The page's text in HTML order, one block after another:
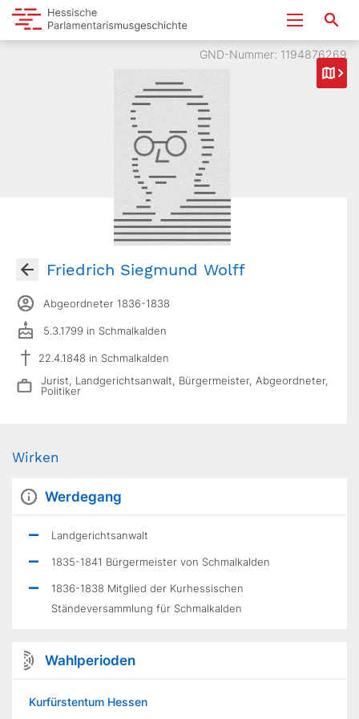
GND-Nummer: 1194876269
Friedrich Siegmund Wolff
Abgeordneter 1836-1838
5.3.1799 in Schmalkalden
22.4.1848 in Schmalkalden
Jurist, Landgerichtsanwalt, Bürgermeister, Abgeordneter,
Politiker
Wirken
Werdegang
Landgerichtsanwalt
1835-1841 Bürgermeister von Schmalkalden
1836-1838 Mitglied der Kurhessischen
Ständeversammlung für Schmalkalden
Wahlperioden
Kurfürstentum Hessen